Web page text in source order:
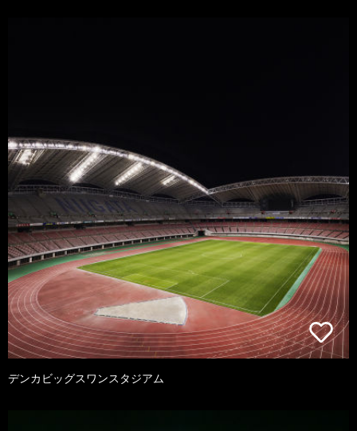
デンカビッグスワンスタジアム